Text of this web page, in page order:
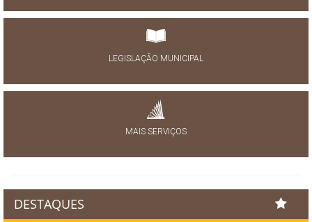
LEGISLAÇÃO MUNICIPAL
MAIS SERVIÇOS
DESTAQUES